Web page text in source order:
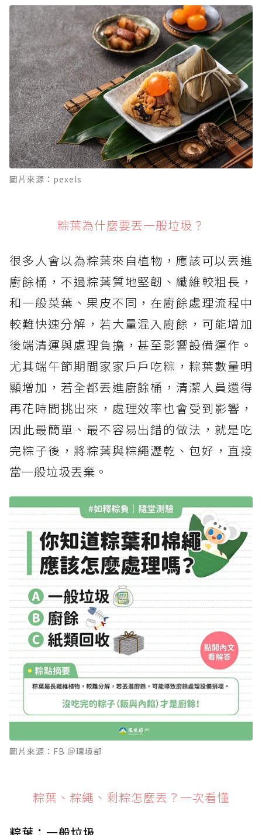
粽葉為什麼要丟一般垃圾？
粽葉、粽繩、剩粽怎麼丟？一次看懂
蛋殼、果核、椰子殼也要注意！
端午連假垃圾別亂堆，天氣熱更容易發臭
圖片來源：pexels
粽葉為什麼要丟一般垃圾？
很多人會以為粽葉來自植物，應該可以丟進
廚餘桶，不過粽葉質地堅韌、纖維較粗長，
和一般菜葉、果皮不同，在廚餘處理流程中
較難快速分解，若大量混入廚餘，可能增加
後端清運與處理負擔，甚至影響設備運作。
尤其端午節期間家家戶戶吃粽，粽葉數量明
顯增加，若全都丟進廚餘桶，清潔人員還得
再花時間挑出來，處理效率也會受到影響，
因此最簡單、最不容易出錯的做法，就是吃
完粽子後，將粽葉與粽繩瀝乾、包好，直接
當一般垃圾丟棄。
圖片來源：FB ＠環境部
粽葉、粽繩、剩粽怎麼丟？一次看懂